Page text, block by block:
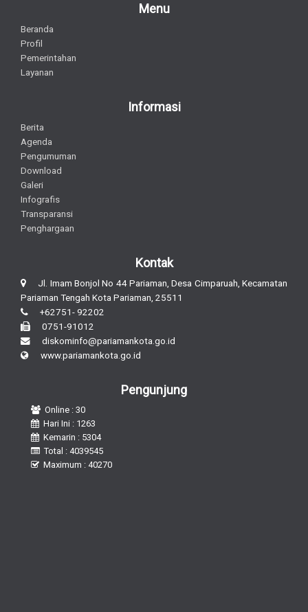
Menu
Beranda
Profil
Pemerintahan
Layanan
Informasi
Berita
Agenda
Pengumuman
Download
Galeri
Infografis
Transparansi
Penghargaan
Kontak
Jl. Imam Bonjol No 44 Pariaman, Desa Cimparuah, Kecamatan
Pariaman Tengah Kota Pariaman, 25511
+62751- 92202
0751-91012
diskominfo@pariamankota.go.id
www.pariamankota.go.id
Pengunjung
Online : 30
Hari Ini : 1263
Kemarin : 5304
Total : 4039545
Maximum : 40270